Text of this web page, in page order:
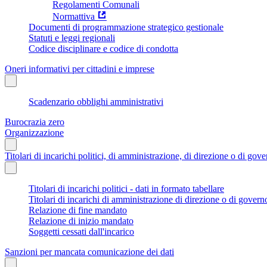
Regolamenti Comunali
Normattiva
Documenti di programmazione strategico gestionale
Statuti e leggi regionali
Codice disciplinare e codice di condotta
Oneri informativi per cittadini e imprese
Scadenzario obblighi amministrativi
Burocrazia zero
Organizzazione
Titolari di incarichi politici, di amministrazione, di direzione o di
Titolari di incarichi politici - dati in formato tabellare
Titolari di incarichi di amministrazione di direzione o di
Relazione di fine mandato
Relazione di inizio mandato
Soggetti cessati dall'incarico
Sanzioni per mancata comunicazione dei dati